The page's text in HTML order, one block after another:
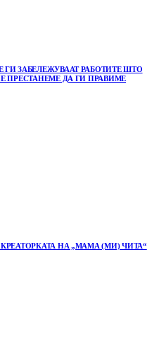
ЗАБЕЛЕЖУВААТ РАБОТИТЕ ШТО
ПРЕСТАНЕМЕ ДА ГИ ПРАВИМЕ
НА „МАМА (МИ) ЧИТА“